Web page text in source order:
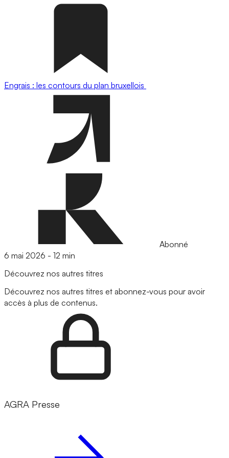
Engrais : les contours du plan bruxellois
Abonné
6 mai 2026 - 12 min
Découvrez nos autres titres
Découvrez nos autres titres et abonnez-vous pour avoir
accès à plus de contenus.
AGRA Presse